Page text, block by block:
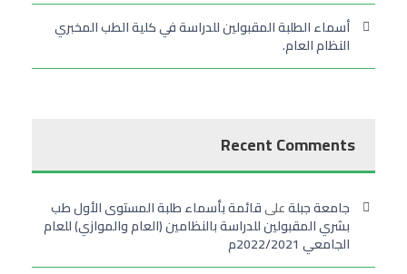
أسماء الطلبة المقبولين للدراسة في كلية الطب المخبري
النظام العام.
Recent Comments
جامعة جبلةعلىقائمة بأسماء طلبة المستوى الأول طب
بشري المقبولين للدراسة بالنظامين (العام والموازي) للعام
الجامعي 2022/2021م